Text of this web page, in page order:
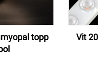
topp
Vit